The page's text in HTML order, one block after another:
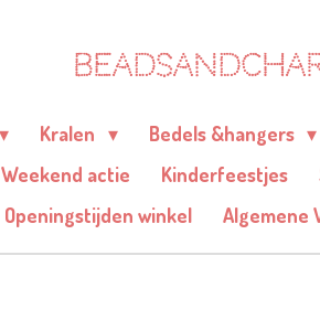
Kralen Bedels &hangers
Weekend actie Kinderfeestjes
Openingstijden winkel Algemene